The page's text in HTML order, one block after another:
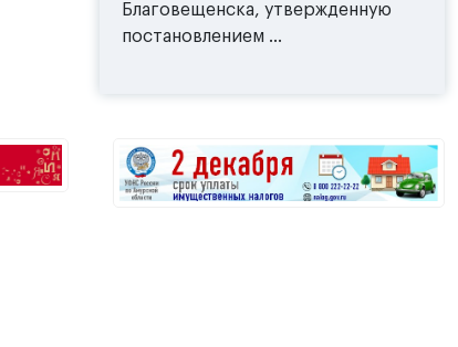
Благовещенска, утвержденную
постановлением ...